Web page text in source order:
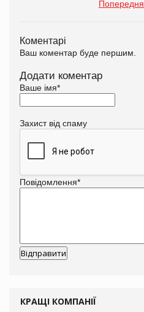
Попередня
Коментарі
Ваш коментар буде першим.
Додати коментар
Ваше імя*
Захист від спаму
Повідомлення*
КРАЩІ КОМПАНІЇ